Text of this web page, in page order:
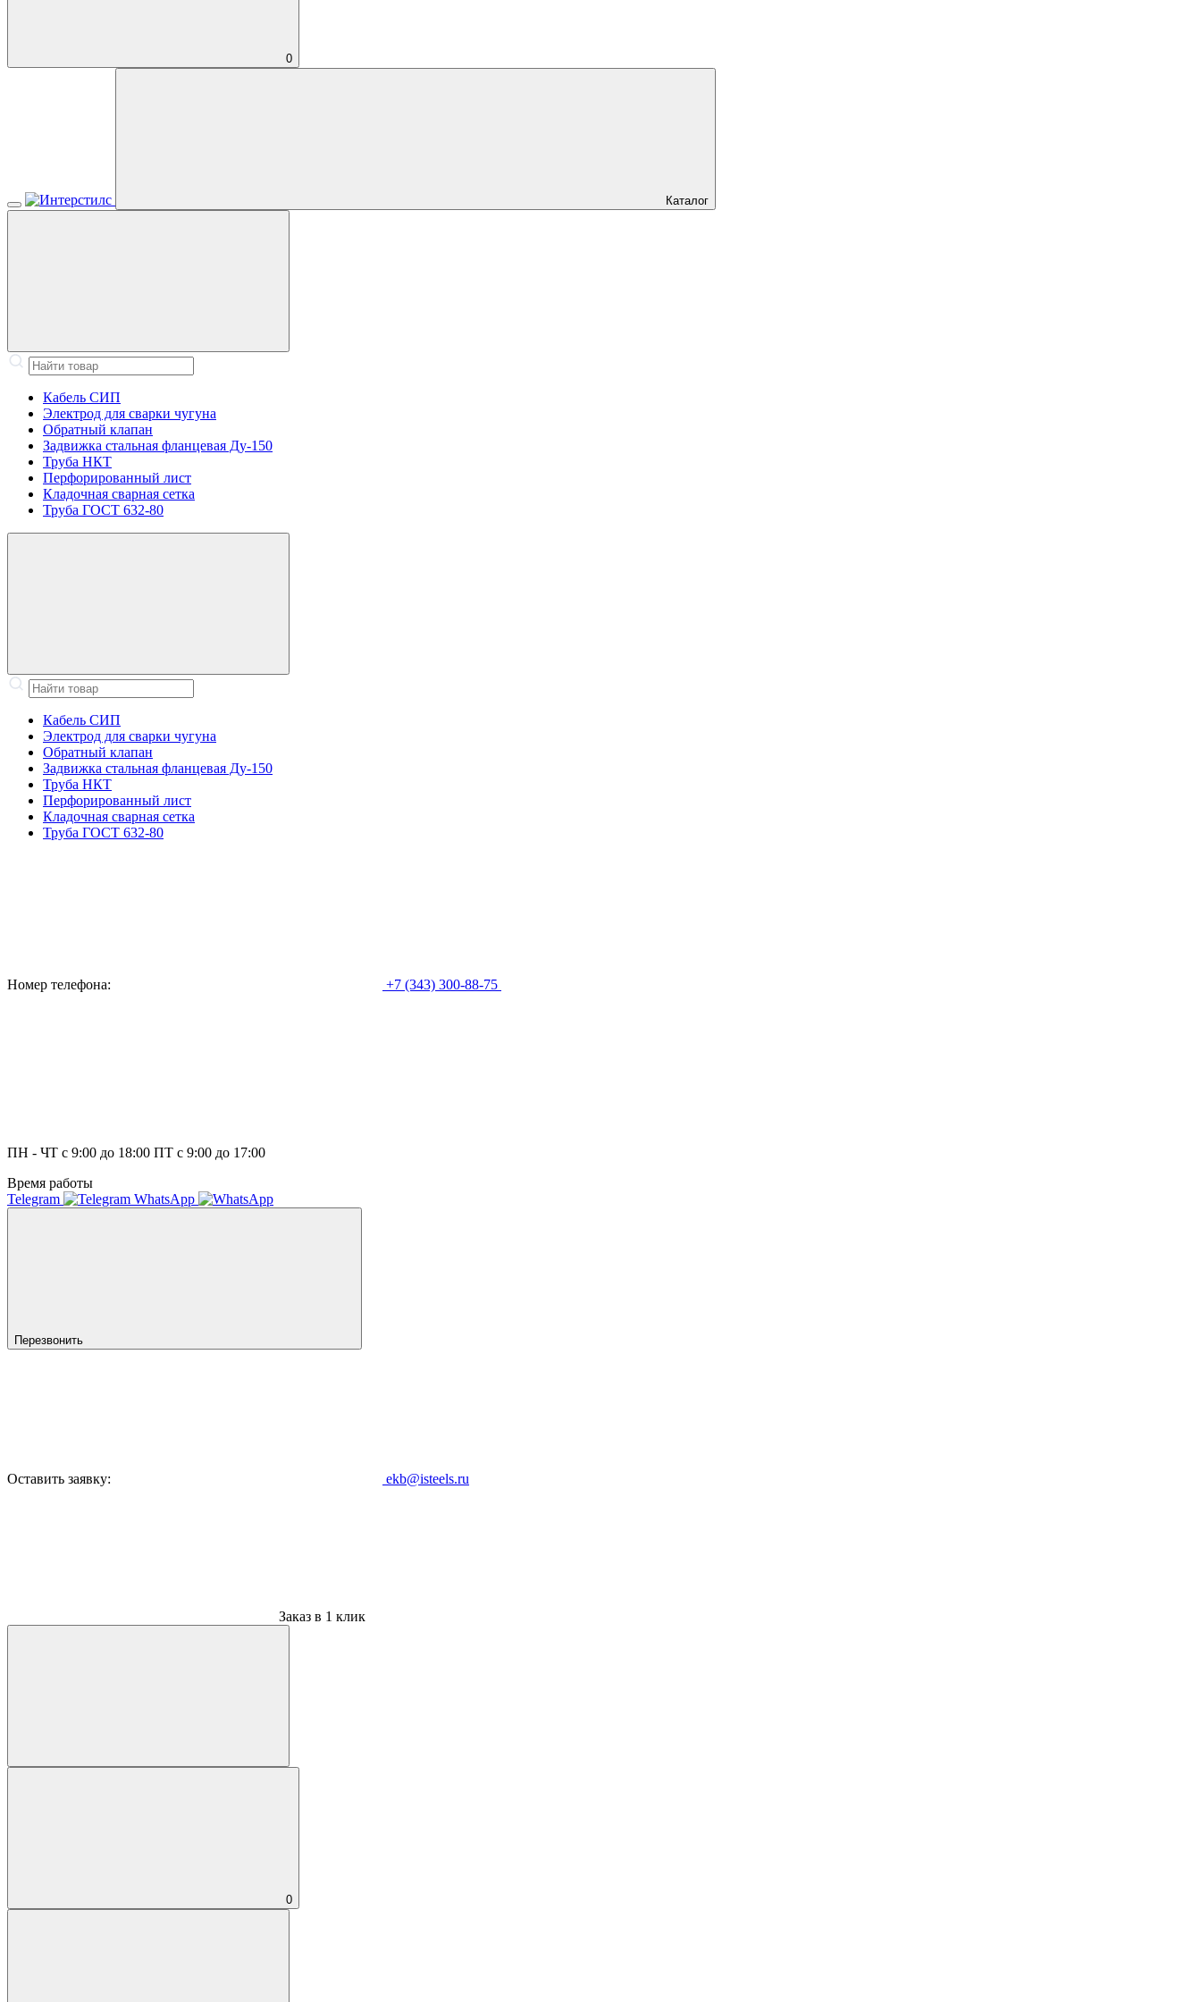
0
Каталог
Кабель СИП
Электрод для сварки чугуна
Обратный клапан
Задвижка стальная фланцевая Ду-150
Труба НКТ
Перфорированный лист
Кладочная сварная сетка
Труба ГОСТ 632-80
Кабель СИП
Электрод для сварки чугуна
Обратный клапан
Задвижка стальная фланцевая Ду-150
Труба НКТ
Перфорированный лист
Кладочная сварная сетка
Труба ГОСТ 632-80
Номер телефона: +7 (343) 300-88-75
ПН - ЧТ с 9:00 до 18:00 ПТ с 9:00 до 17:00
Время работы
Telegram
WhatsApp
Перезвонить
Оставить заявку: ekb@isteels.ru
Заказ в 1 клик
0